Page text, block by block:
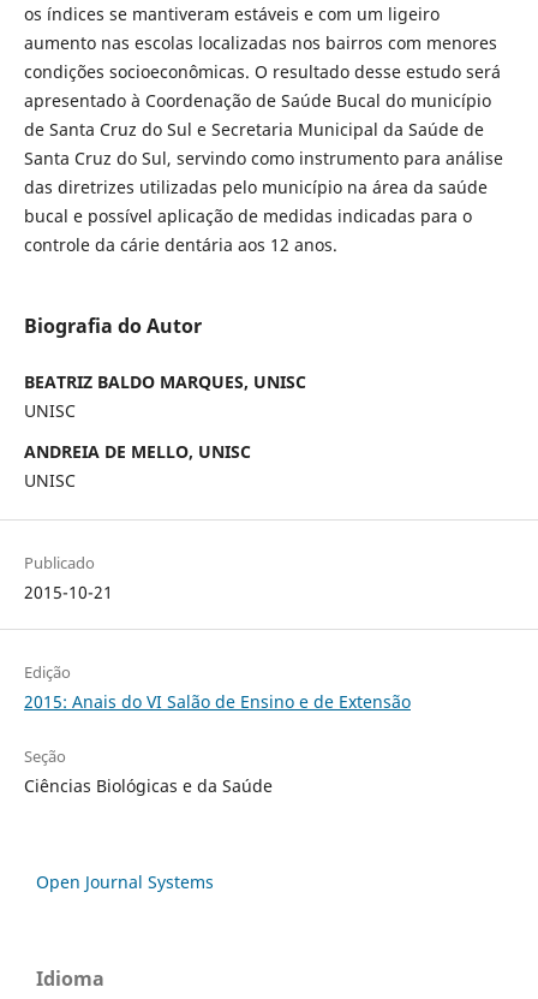
os índices se mantiveram estáveis e com um ligeiro
aumento nas escolas localizadas nos bairros com menores
condições socioeconômicas. O resultado desse estudo será
apresentado à Coordenação de Saúde Bucal do município
de Santa Cruz do Sul e Secretaria Municipal da Saúde de
Santa Cruz do Sul, servindo como instrumento para análise
das diretrizes utilizadas pelo município na área da saúde
bucal e possível aplicação de medidas indicadas para o
controle da cárie dentária aos 12 anos.
Biografia do Autor
BEATRIZ BALDO MARQUES, UNISC
UNISC
ANDREIA DE MELLO, UNISC
UNISC
Publicado
2015-10-21
Edição
2015: Anais do VI Salão de Ensino e de Extensão
Seção
Ciências Biológicas e da Saúde
Open Journal Systems
Idioma